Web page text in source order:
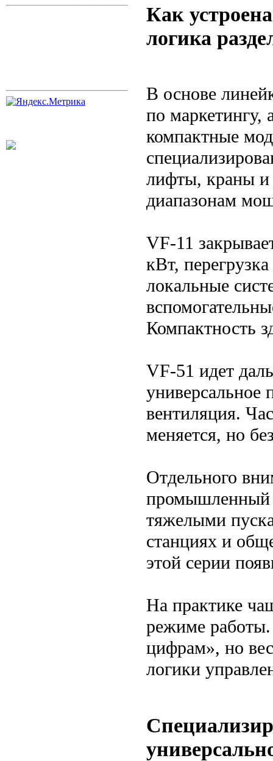
Как
логика
В основе
по маркетингу,
компактные
лифты, краны и
диапазонам
VF-11
кВт,
локальные
Компактность
VF-51 идет
универсальное
вентиляция.
меняется, но
Отдельного
промышленный
тяжелыми
станциях и
этой серии
На практике
режиме
цифрам», но
логики